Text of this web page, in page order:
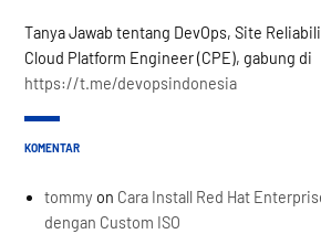
Tanya Jawab tentang DevOps, Site
Cloud Platform Engineer (CPE), gabung di
https://t.me/devopsindonesia
KOMENTAR
tommy on Cara Install Red Hat
dengan Custom ISO